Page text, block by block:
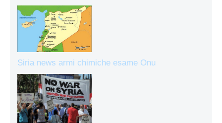
Siria news armi chimiche esame Onu